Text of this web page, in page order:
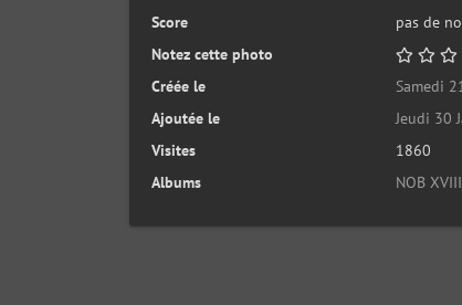
Score
pas de
Notez cette photo
Créée le
Samedi
Ajoutée le
Jeudi 30
Visites
1860
Albums
NOB